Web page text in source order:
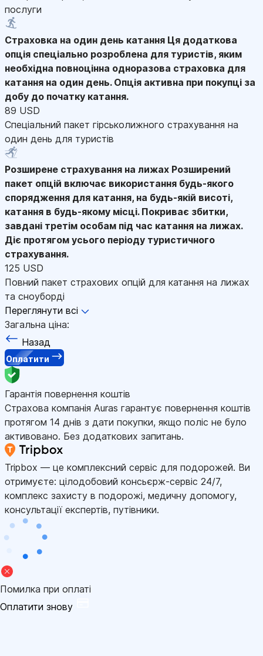
послуги
Страховка на один день катання Ця додаткова
опція спеціально розроблена для туристів, яким
необхідна повноцінна одноразова страховка для
катання на один день. Опція активна при покупці за
добу до початку катання.
89 USD
Спеціальний пакет гірськолижного страхування на
один день для туристів
Розширене страхування на лижах Розширений
пакет опцій включає використання будь-якого
спорядження для катання, на будь-якій висоті,
катання в будь-якому місці. Покриває збитки,
завдані третім особам під час катання на лижах.
Діє протягом усього періоду туристичного
страхування.
125 USD
Повний пакет страхових опцій для катання на лижах
та сноуборді
Переглянути всі
Загальна ціна:
Назад
Оплатити
Гарантія повернення коштів
Страхова компанія Auras гарантує повернення коштів
протягом 14 днів з дати покупки, якщо поліс не було
активовано. Без додаткових запитань.
Tripbox — це комплексний сервіс для подорожей. Ви
отримуєте: цілодобовий консьєрж-сервіс 24/7,
комплекс захисту в подорожі, медичну допомогу,
консультації експертів, путівники.
Помилка при оплаті
Оплатити знову